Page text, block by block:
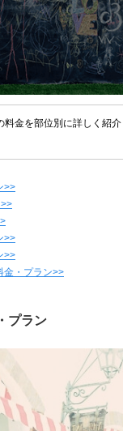
料金を部位別に詳しく紹介
>>
>>
>>
金・プラン>>
プラン